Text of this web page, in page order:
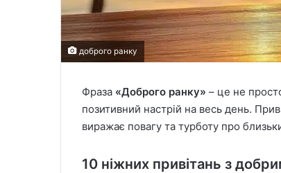
доброго ранку
Фраза «Доброго ранку» – це не
позитивний настрій на весь день.
виражає повагу та турботу про
10 ніжних привітань з